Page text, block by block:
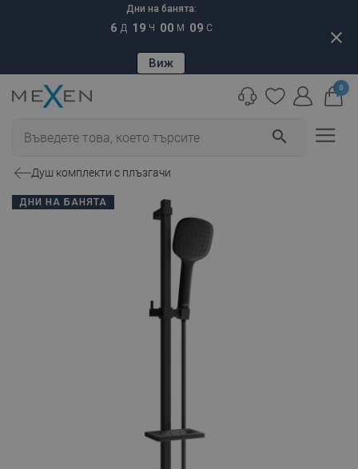
Дни на банята:
6 Д 19 Ч 00 М 08 С
Виж
close
search
0
Душ комплекти с плъзгачи
ДНИ НА БАНЯТА